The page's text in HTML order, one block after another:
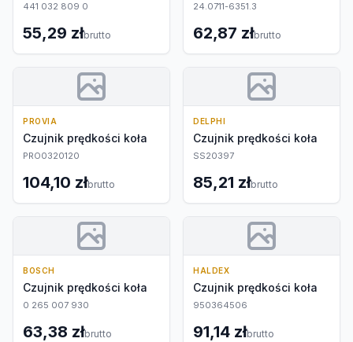
441 032 809 0
55,29 złbrutto
24.0711-6351.3
62,87 złbrutto
PROVIA
Czujnik prędkości koła
PRO0320120
104,10 złbrutto
DELPHI
Czujnik prędkości koła
SS20397
85,21 złbrutto
BOSCH
Czujnik prędkości koła
0 265 007 930
63,38 złbrutto
HALDEX
Czujnik prędkości koła
950364506
91,14 złbrutto